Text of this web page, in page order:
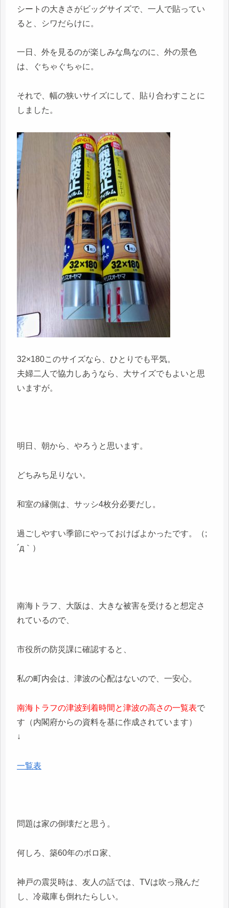
シートの大きさがビッグサイズで、一人で貼ってい
ると、シワだらけに。
一日、外を見るのが楽しみな鳥なのに、外の景色
は、ぐちゃぐちゃに。
それで、幅の狭いサイズにして、貼り合わすことに
しました。
32×180このサイズなら、ひとりでも平気。
夫婦二人で協力しあうなら、大サイズでもよいと思
いますが。
明日、朝から、やろうと思います。
どちみち足りない。
和室の縁側は、サッシ4枚分必要だし。
過ごしやすい季節にやっておけばよかったです。（;
´д｀）
南海トラフ、大阪は、大きな被害を受けると想定さ
れているので、
市役所の防災課に確認すると、
私の町内会は、津波の心配はないので、一安心。
南海トラフの津波到着時間と津波の高さの一覧表で
す（内閣府からの資料を基に作成されています）
↓
一覧表
問題は家の倒壊だと思う。
何しろ、築60年のボロ家、
神戸の震災時は、友人の話では、TVは吹っ飛んだ
し、冷蔵庫も倒れたらしい。